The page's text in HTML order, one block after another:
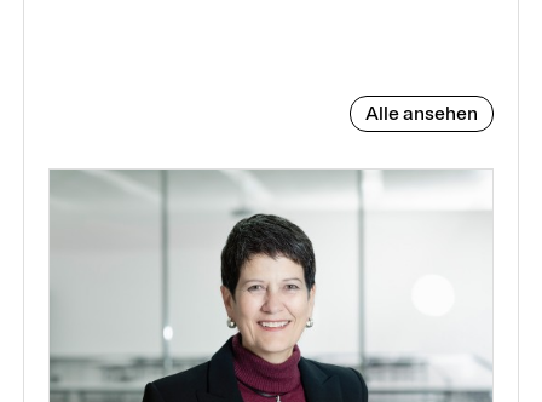
Module und Vertiefungen
Alle ansehen